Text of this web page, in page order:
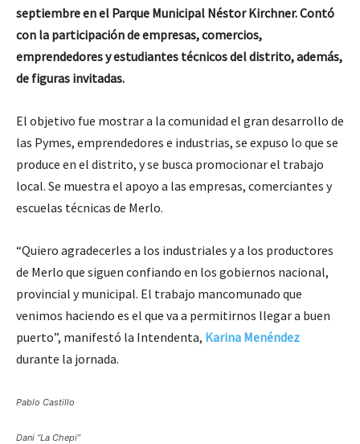
septiembre en el Parque Municipal Néstor Kirchner. Contó
con la participación de empresas, comercios,
emprendedores y estudiantes técnicos del distrito, además,
de figuras invitadas.
El objetivo fue mostrar a la comunidad el gran desarrollo de
las Pymes, emprendedores e industrias, se expuso lo que se
produce en el distrito, y se busca promocionar el trabajo
local. Se muestra el apoyo a las empresas, comerciantes y
escuelas técnicas de Merlo.
“Quiero agradecerles a los industriales y a los productores
de Merlo que siguen confiando en los gobiernos nacional,
provincial y municipal. El trabajo mancomunado que
venimos haciendo es el que va a permitirnos llegar a buen
puerto”, manifestó la Intendenta, Karina Menéndez
durante la jornada.
Pablo Castillo
Dani “La Chepi”